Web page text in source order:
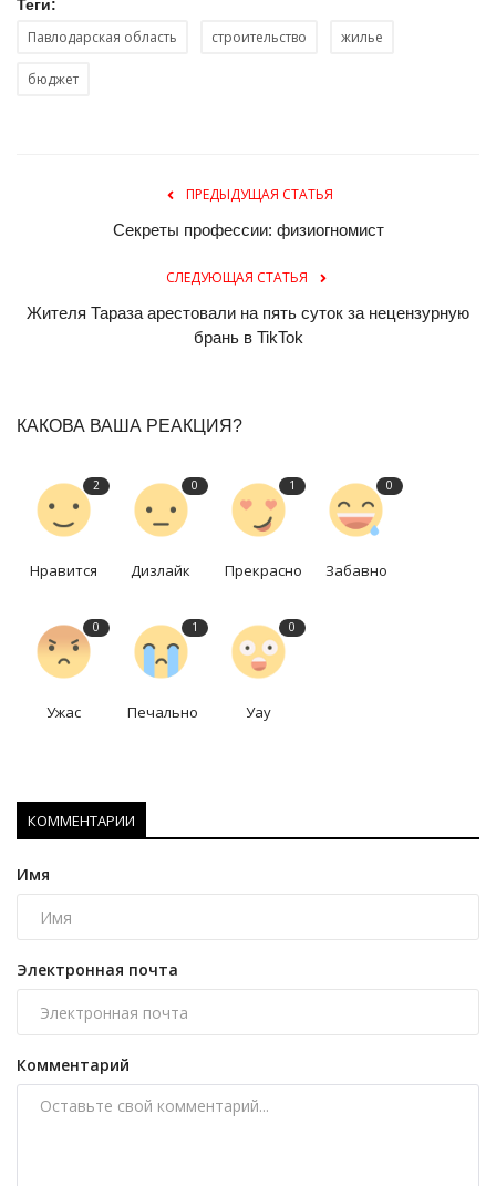
Теги:
Павлодарская область строительство жилье
бюджет
ПРЕДЫДУЩАЯ СТАТЬЯ
Секреты профессии: физиогномист
СЛЕДУЮЩАЯ СТАТЬЯ
Жителя Тараза арестовали на пять суток за нецензурную
брань в TikTok
КАКОВА ВАША РЕАКЦИЯ?
2
Нравится
0
Дизлайк
1
Прекрасно
0
Забавно
0
Ужас
1
Печально
0
Уау
КОММЕНТАРИИ
Имя
Электронная почта
Комментарий